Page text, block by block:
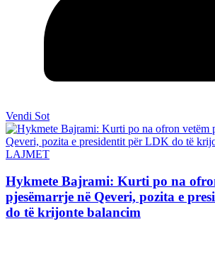
Vendi Sot
LAJMET
Hykmete Bajrami: Kurti po na
pjesëmarrje në Qeveri, pozita e
do të krijonte balancim